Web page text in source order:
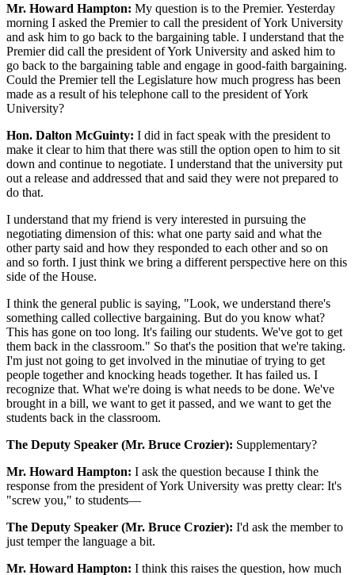
Mr. Howard Hampton: My question is to the Premier. Yesterday
morning I asked the Premier to call the president of York University
and ask him to go back to the bargaining table. I understand that the
Premier did call the president of York University and asked him to
go back to the bargaining table and engage in good-faith bargaining.
Could the Premier tell the Legislature how much progress has been
made as a result of his telephone call to the president of York
University?
Hon. Dalton McGuinty: I did in fact speak with the president to
make it clear to him that there was still the option open to him to sit
down and continue to negotiate. I understand that the university put
out a release and addressed that and said they were not prepared to
do that.
I understand that my friend is very interested in pursuing the
negotiating dimension of this: what one party said and what the
other party said and how they responded to each other and so on
and so forth. I just think we bring a different perspective here on this
side of the House.
I think the general public is saying, "Look, we understand there's
something called collective bargaining. But do you know what?
This has gone on too long. It's failing our students. We've got to get
them back in the classroom." So that's the position that we're taking.
I'm just not going to get involved in the minutiae of trying to get
people together and knocking heads together. It has failed us. I
recognize that. What we're doing is what needs to be done. We've
brought in a bill, we want to get it passed, and we want to get the
students back in the classroom.
The Deputy Speaker (Mr. Bruce Crozier): Supplementary?
Mr. Howard Hampton: I ask the question because I think the
response from the president of York University was pretty clear: It's
"screw you," to students—
The Deputy Speaker (Mr. Bruce Crozier): I'd ask the member to
just temper the language a bit.
Mr. Howard Hampton: I think this raises the question, how much